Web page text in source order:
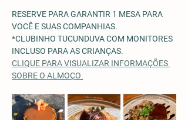
RESERVE PARA GARANTIR 1 MESA PARA
VOCÊ E SUAS COMPANHIAS.
*CLUBINHO TUCUNDUVA COM MONITORES
INCLUSO PARA AS CRIANÇAS.
CLIQUE PARA VISUALIZAR INFORMAÇÕES
SOBRE O ALMOÇO